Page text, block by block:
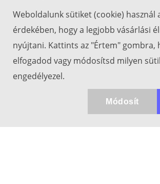
Weboldalunk sütiket (cookie) használ
érdekében, hogy a legjobb vásárlási
nyújtani. Kattints az "Értem" gombra,
elfogadod vagy módosítsd milyen
engedélyezel.
Módosít